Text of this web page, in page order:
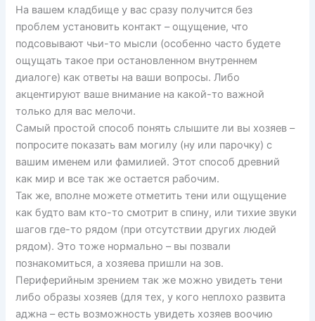
На вашем кладбище у вас сразу получится без
проблем установить контакт – ощущение, что
подсовывают чьи-то мысли (особенно часто будете
ощущать такое при остановленном внутреннем
диалоге) как ответы на ваши вопросы. Либо
акцентируют ваше внимание на какой-то важной
только для вас мелочи.
Самый простой способ понять слышите ли вы хозяев –
попросите показать вам могилу (ну или парочку) с
вашим именем или фамилией. Этот способ древний
как мир и все так же остается рабочим.
Так же, вполне можете отметить тени или ощущение
как будто вам кто-то смотрит в спину, или тихие звуки
шагов где-то рядом (при отсутствии других людей
рядом). Это тоже нормально – вы позвали
познакомиться, а хозяева пришли на зов.
Периферийным зрением так же можно увидеть тени
либо образы хозяев (для тех, у кого неплохо развита
аджна – есть возможность увидеть хозяев воочию